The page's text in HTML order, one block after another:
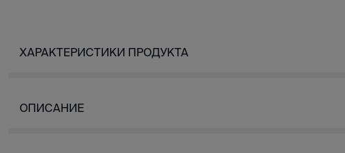
ХАРАКТЕРИСТИКИ ПРОДУКТА
ОПИСАНИЕ